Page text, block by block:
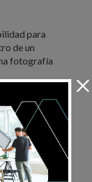
para
de un
fotografía